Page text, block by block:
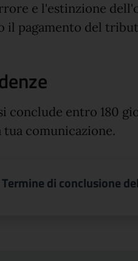
e l'estinzione
il pagamento del
conclude entro 180
tua comunicazione.
Termine di conclusione